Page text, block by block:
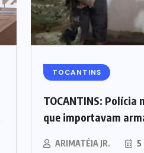
TOCANTINS
TOCANTINS: Polícia
que importavam
ARIMATÉIA JR. 5